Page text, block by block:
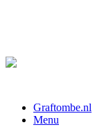
Graftombe.nl
Menu